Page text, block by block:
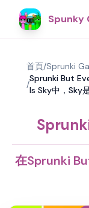
Spunky
首頁/Sprunki
/
Sprunki But
Is Sky中，Sky
在Sprunki